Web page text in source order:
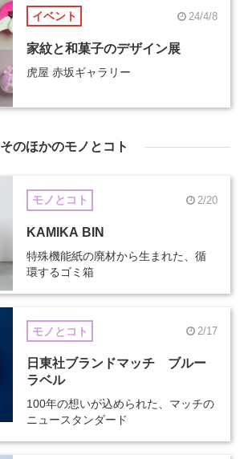
イベント 24/4/8
家紋と和菓子のデザイン展
虎屋 赤坂ギャラリー
そのほかのモノとコト
モノとコト 2/20
KAMIKA BIN
特殊機能紙の廃材から生まれた、循
環するゴミ箱
モノとコト 2/17
日東社ブランドマッチ ブルー
ラベル
100年の想いが込められた、マッチの
ニュースタンダード